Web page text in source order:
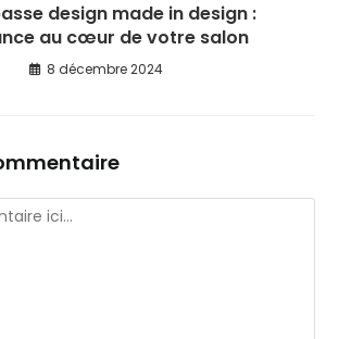
design made in design :
au cœur de votre salon
8 décembre 2024